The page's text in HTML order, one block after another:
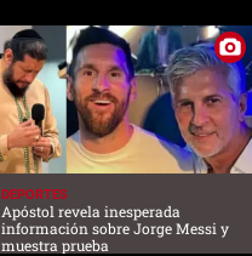
DEPORTES
Apóstol revela inesperada
información sobre Jorge Messi y
muestra prueba